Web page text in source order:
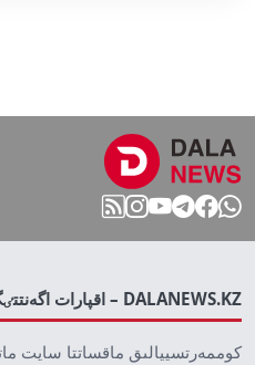
DALANEWS.KZ – اقپارات اگەنتتٸگٸ
كوممەرتسييالىق ماقساتتا سايت